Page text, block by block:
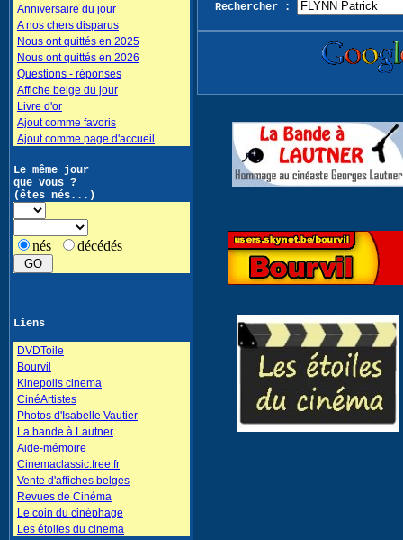
Anniversaire du jour
A nos chers disparus
Nous ont quittés en 2025
Nous ont quittés en 2026
Questions - réponses
Affiche belge du jour
Livre d'or
Ajout comme favoris
Ajout comme page d'accueil
Le même jour
que vous ?
(êtes nés...)
nés décédés
Liens
DVDToile
Bourvil
Kinepolis cinema
CinéArtistes
Photos d'Isabelle Vautier
La bande à Lautner
Aide-mémoire
Cinemaclassic.free.fr
Vente d'affiches belges
Revues de Cinéma
Le coin du cinéphage
Les étoiles du cinema
Rechercher :